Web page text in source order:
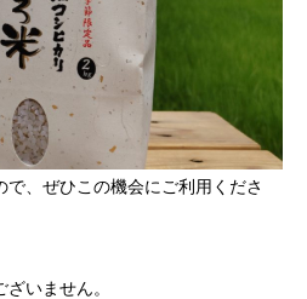
、ぜひこの機会にご利用くださ
いません。